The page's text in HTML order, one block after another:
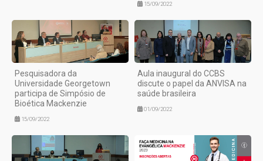
15/09/2022
Pesquisadora da
Universidade Georgetown
participa de Simpósio de
Bioética Mackenzie
15/09/2022
Aula inaugural do CCBS
discute o papel da ANVISA na
saúde brasileira
01/09/2022